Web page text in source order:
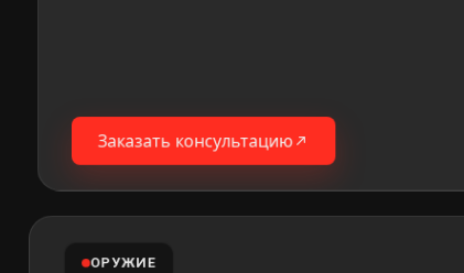
Заказать консультацию
ОРУЖИЕ